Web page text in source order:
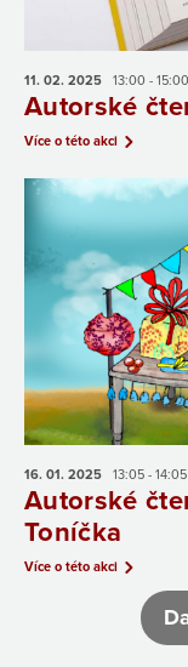
11. 02. 2025 13:00 - 15:00
Autorské
Více o této akci
16. 01. 2025 13:05 - 14:05
Autorské
Toníčka
Více o této akci